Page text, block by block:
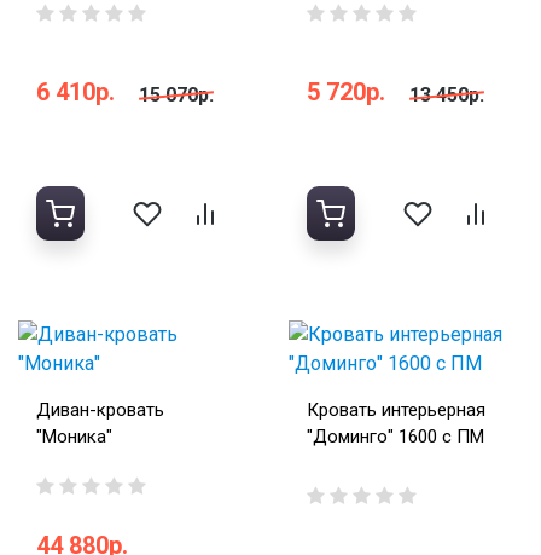
6 410р. 15 070р. 5 720р. 13 450р.
Диван-кровать
"Моника"
44 880р.
Кровать интерьерная
"Доминго" 1600 с ПМ